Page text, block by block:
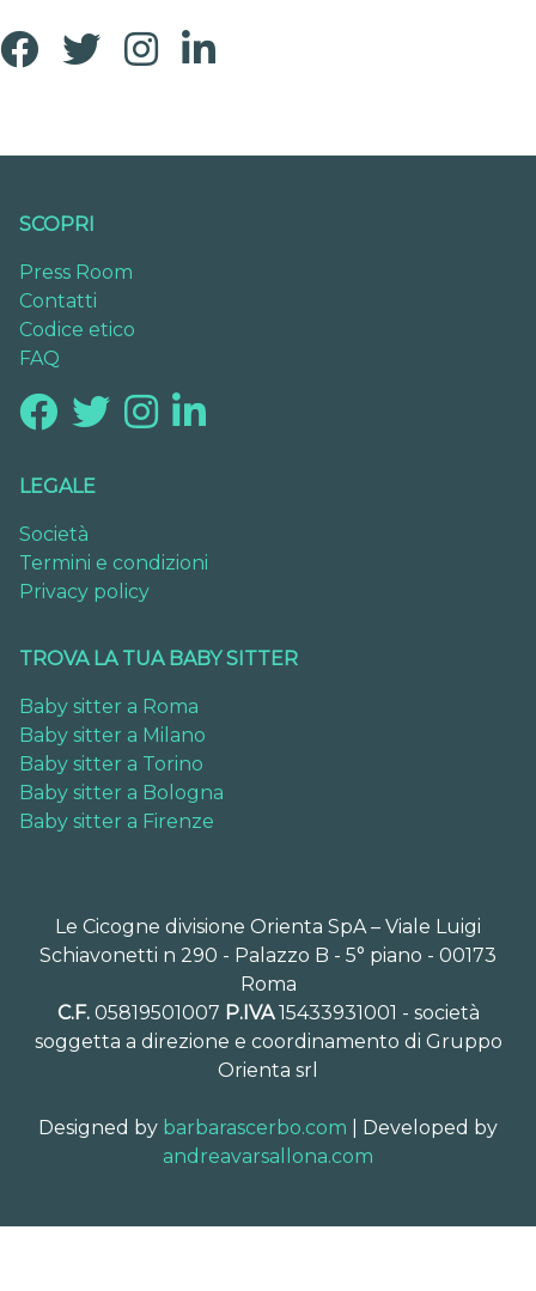
SCOPRI
Press Room
Contatti
Codice etico
FAQ
LEGALE
Società
Termini e condizioni
Privacy policy
TROVA LA TUA BABY SITTER
Baby sitter a Roma
Baby sitter a Milano
Baby sitter a Torino
Baby sitter a Bologna
Baby sitter a Firenze
Le Cicogne divisione Orienta SpA – Viale Luigi
Schiavonetti n 290 - Palazzo B - 5° piano - 00173
Roma
C.F.05819501007 P.IVA15433931001 - società
soggetta a direzione e coordinamento di Gruppo
Orienta srl
Designed by barbarascerbo.com | Developed by
andreavarsallona.com